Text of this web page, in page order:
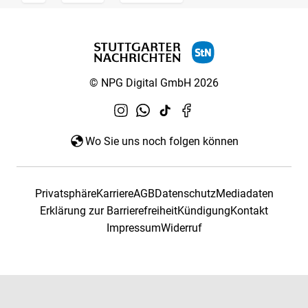
© NPG Digital GmbH 2026
Wo Sie uns noch folgen können
PrivatsphäreKarriereAGBDatenschutzMediadaten
Erklärung zur BarrierefreiheitKündigungKontakt
ImpressumWiderruf